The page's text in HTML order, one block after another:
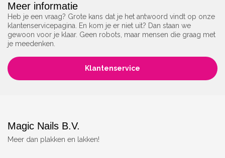
Meer informatie
Heb je een vraag? Grote kans dat je het antwoord vindt op onze
klantenservicepagina. En kom je er niet uit? Dan staan we
gewoon voor je klaar. Geen robots, maar mensen die graag met
je meedenken.
Klantenservice
Magic Nails B.V.
Meer dan plakken en lakken!